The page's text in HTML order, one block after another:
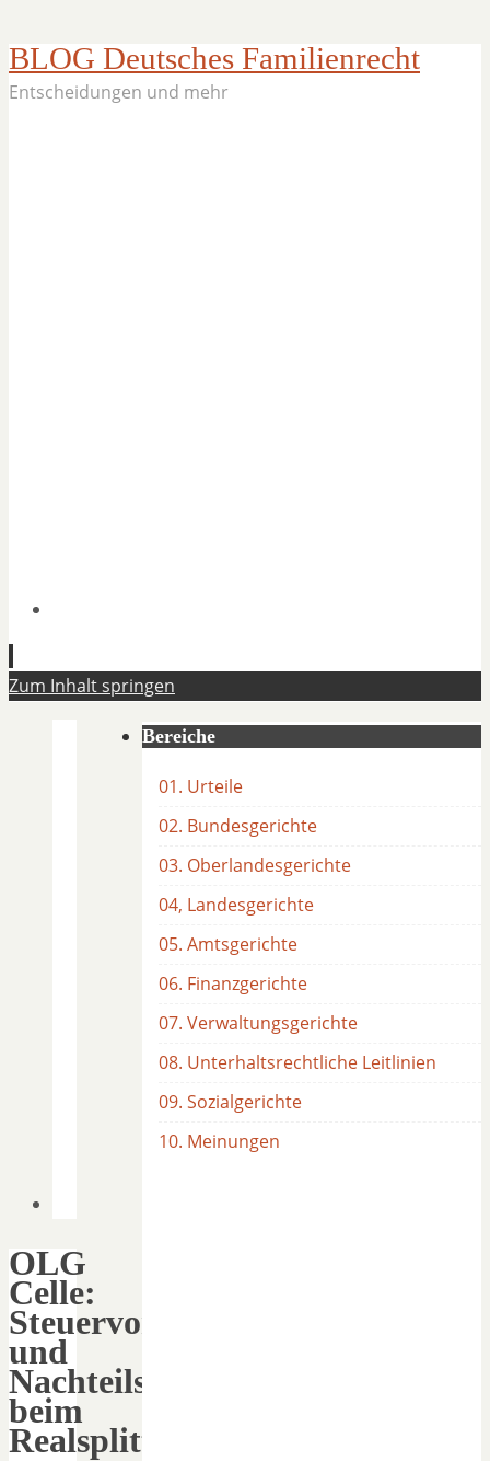
BLOG Deutsches Familienrecht
Entscheidungen und mehr
Zum Inhalt springen
OLG
Celle:
Steuervorauszahlungen
und
Nachteilsausgleich
beim
Realsplitting
Bereiche
01. Urteile
02. Bundesgerichte
03. Oberlandesgerichte
04, Landesgerichte
05. Amtsgerichte
06. Finanzgerichte
07. Verwaltungsgerichte
08. Unterhaltsrechtliche Leitlinien
09. Sozialgerichte
10. Meinungen